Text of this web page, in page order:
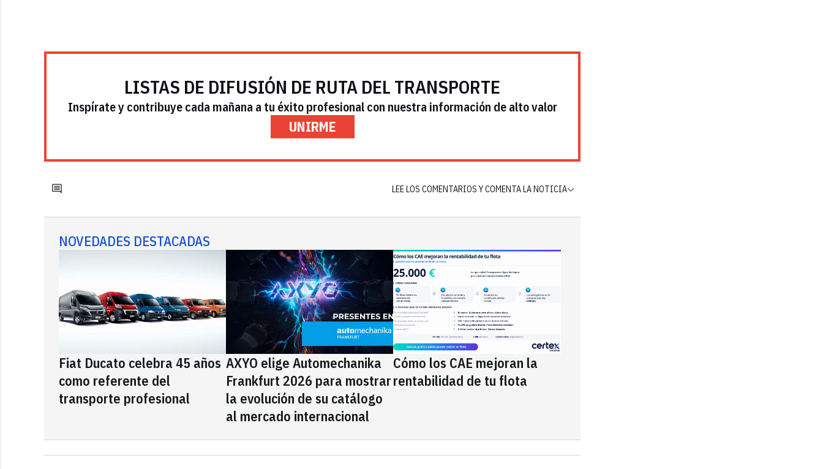
LISTAS DE DIFUSIÓN DE RUTA DEL TRANSPORTE
Inspírate y contribuye cada mañana a tu éxito profesional con nuestra información de alto valor
UNIRME
LEE LOS COMENTARIOS Y COMENTA LA NOTICIA
NOVEDADES DESTACADAS
Fiat Ducato celebra 45 años
como referente del
transporte profesional
AXYO elige Automechanika
Frankfurt 2026 para mostrar
la evolución de su catálogo
al mercado internacional
Cómo los CAE mejoran la
rentabilidad de tu flota